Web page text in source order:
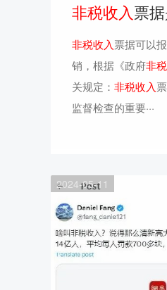
非税收入票
非税收入票据可以
销，根据《政府非
关规定： 非税收入
监督检查的重要···
2024-05-11